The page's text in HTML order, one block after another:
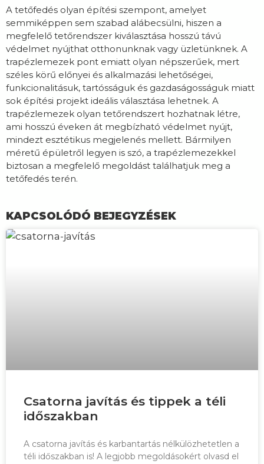
A tetőfedés olyan építési szempont, amelyet
semmiképpen sem szabad alábecsülni, hiszen a
megfelelő tetőrendszer kiválasztása hosszú távú
védelmet nyújthat otthonunknak vagy üzletünknek. A
trapézlemezek pont emiatt olyan népszerűek, mert
széles körű előnyei és alkalmazási lehetőségei,
funkcionalitásuk, tartósságuk és gazdaságosságuk miatt
sok építési projekt ideális választása lehetnek. A
trapézlemezek olyan tetőrendszert hozhatnak létre,
ami hosszú éveken át megbízható védelmet nyújt,
mindezt esztétikus megjelenés mellett. Bármilyen
méretű épületről legyen is szó, a trapézlemezekkel
biztosan a megfelelő megoldást találhatjuk meg a
tetőfedés terén.
KAPCSOLÓDÓ BEJEGYZÉSEK
Csatorna javítás és tippek a téli
időszakban
A csatorna javítás és karbantartás nélkülözhetetlen a
téli időszakban is! A legjobb megoldásokért olvasd el